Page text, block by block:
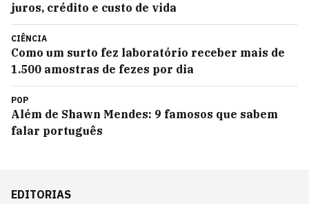
juros, crédito e custo de vida
CIÊNCIA
Como um surto fez laboratório receber mais de
1.500 amostras de fezes por dia
POP
Além de Shawn Mendes: 9 famosos que sabem
falar português
EDITORIAS